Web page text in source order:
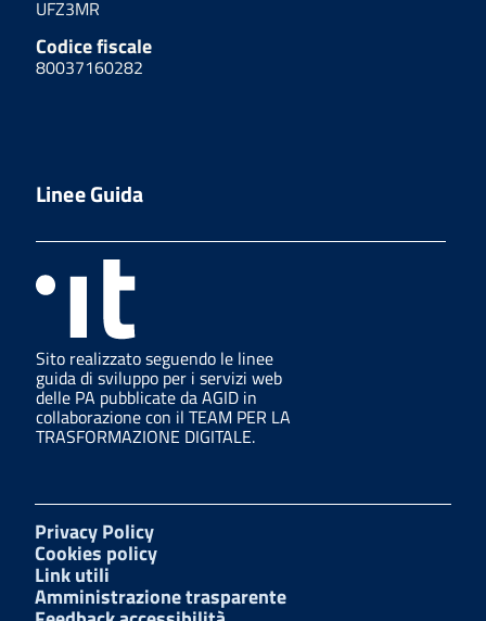
UFZ3MR
Codice fiscale
80037160282
Linee Guida
Sito realizzato seguendo le linee
guida di sviluppo per i servizi web
delle PA pubblicate da AGID in
collaborazione con il TEAM PER LA
TRASFORMAZIONE DIGITALE.
Privacy Policy
Cookies policy
Link utili
Amministrazione trasparente